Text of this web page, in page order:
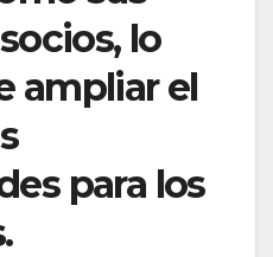
lo
ampliar el
para los